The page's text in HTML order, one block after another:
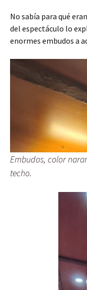
No sabía para qué
del espectáculo lo
enormes embudos a
Embudos, color
techo.